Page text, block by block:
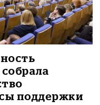
поддержки